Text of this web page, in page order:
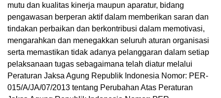
mutu dan kualitas kinerja maupun aparatur, bidang
pengawasan berperan aktif dalam memberikan saran dan
tindakan perbaikan dan berkontribusi dalam memotivasi,
mengarahkan dan menegakkan seluruh aturan organisasi
serta memastikan tidak adanya pelanggaran dalam setiap
pelaksanaan tugas sebagaimana telah diatur melalui
Peraturan Jaksa Agung Republik Indonesia Nomor: PER-
015/A/JA/07/2013 tentang Perubahan Atas Peraturan